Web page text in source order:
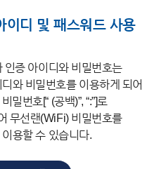
이디 및 패스워드 사용
인증 아이디와 비밀번호는
와 비밀번호를 이용하게 되어
밀번호[“ (공백)”, “:”]로
무선랜(WiFi) 비밀번호를
용할 수 있습니다.